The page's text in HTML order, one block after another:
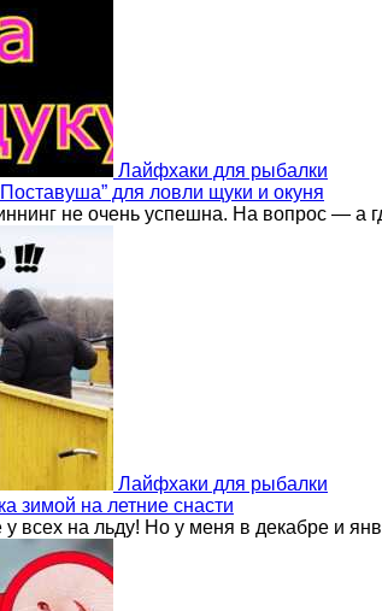
Лайфхаки для рыбалки
для ловли щуки и окуня
не очень успешна. На вопрос — а
Лайфхаки для рыбалки
зимой на летние снасти
всех на льду! Но у меня в декабре и